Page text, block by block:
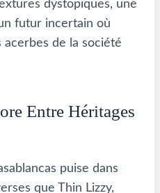
dystopiques, une
futur incertain où
de la société
Entre Héritages
puise dans
que Thin Lizzy,